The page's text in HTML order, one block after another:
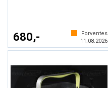
680,-
Forventes
11.08.2026